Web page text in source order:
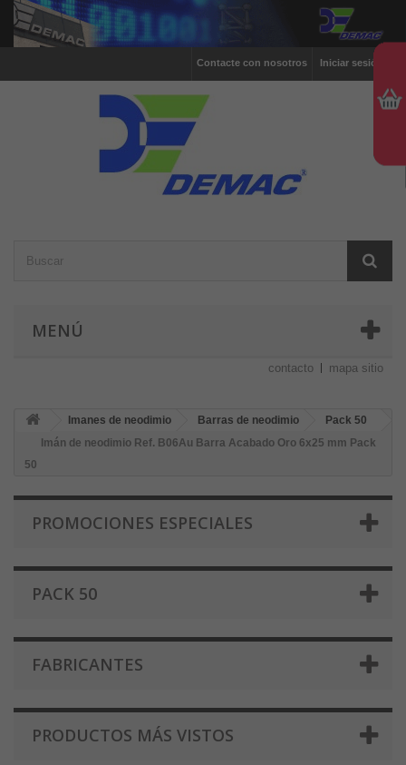
Iniciar sesión
Contacte con nosotros
MENÚ
contacto mapa sitio
Imanes de neodimio Barras de neodimio
Pack 50
Imán de neodimio Ref. B06Au Barra Acabado Oro 6x25 mm Pack
50
PROMOCIONES ESPECIALES
PACK 50
FABRICANTES
PRODUCTOS MÁS VISTOS